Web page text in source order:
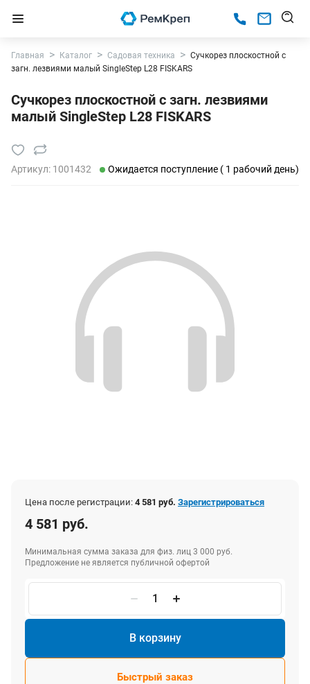
Главная Каталог Садовая техника
Сучкорез плоскостной c
загн. лезвиями малый SingleStep L28 FISKARS
Сучкорез плоскостной c загн. лезвиями
малый SingleStep L28 FISKARS
Артикул: 1001432 Ожидается поступление ( 1 рабочий день)
Цена после регистрации: 4 581 руб. Зарегистрироваться
4 581 руб.
Минимальная сумма заказа для физ. лиц 3 000 руб.
Предложение не является публичной офертой
В корзину
Быстрый заказ